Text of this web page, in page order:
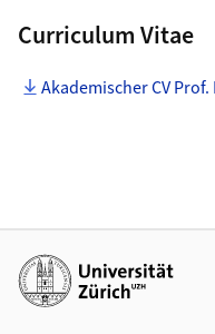
Curriculum Vitae
Akademischer CV Prof.
Weiterführende Links